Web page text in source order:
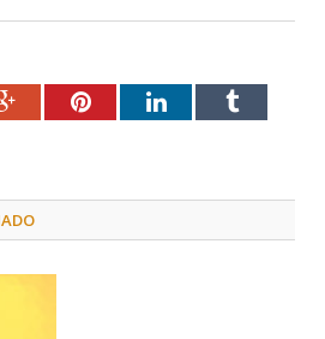
Google+PinterestLinkedInTumblr